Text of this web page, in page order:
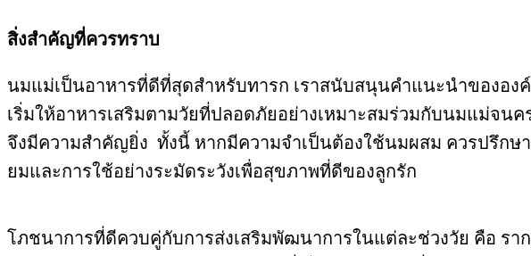
สิ่งสำคัญที่ควรทราบ
นมแม่เป็นอาหารที่ดีที่สุดสำหรับทารก เราสนับสนุนคำแนะนำขององ
เริ่มให้อาหารเสริมตามวัยที่ปลอดภัยอย่างเหมาะสมร่วมกับนมแม่จ
จึงมีความสำคัญยิ่ง ทั้งนี้ หากมีความจำเป็นต้องใช้นมผสม ควรปรึก
ยมและการใช้อย่างระมัดระวังเพื่อสุขภาพที่ดีของลูกรัก
โภชนาการที่ดีควบคู่กับการส่งเสริมพัฒนาการในแต่ละช่วงวัย คือ ร